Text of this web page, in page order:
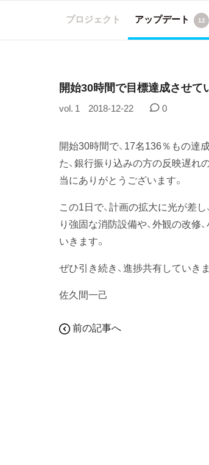
プロジェクト アップデート 12
開始30時間で目標達成させて
vol. 1 2018-12-22 0
開始30時間で、17名136％もの達
た、銀行振り込みの方の反映遅れ
当にありがとうございます。
この1日で、計画の拡大に光が差
り強固な消防設備や、外観の改修
いきます。
ぜひ引き続き、進捗共有していき
佐久間一己
前の記事へ